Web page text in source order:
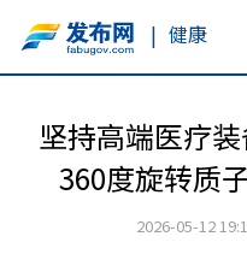
| 健康
坚持高端医疗
360度旋转质
2026-05-12